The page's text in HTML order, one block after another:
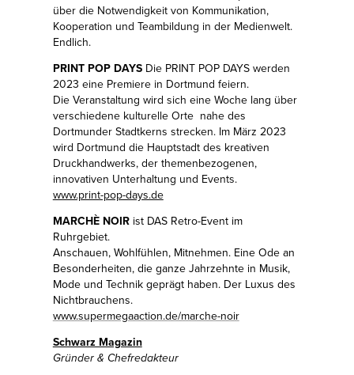
über die Notwendigkeit von Kommunikation,
Kooperation und Teambildung in der Medienwelt.
Endlich.
PRINT POP DAYSDie PRINT POP DAYS werden
2023 eine Premiere in Dortmund feiern.
Die Veranstaltung wird sich eine Woche lang über
verschiedene kulturelle Orte nahe des
Dortmunder Stadtkerns strecken. Im März 2023
wird Dortmund die Hauptstadt des kreativen
Druckhandwerks, der themenbezogenen,
innovativen Unterhaltung und Events.
www.print-pop-days.de
MARCHÈ NOIR ist DAS Retro-Event im
Ruhrgebiet.
Anschauen, Wohlfühlen, Mitnehmen. Eine Ode an
Besonderheiten, die ganze Jahrzehnte in Musik,
Mode und Technik geprägt haben. Der Luxus des
Nichtbrauchens.
www.supermegaaction.de/marche-noir
Schwarz Magazin
Gründer & Chefredakteur